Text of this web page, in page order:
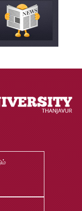
– 2022
2026
மே2026
முடிவுகள்-மே2026
2026-27